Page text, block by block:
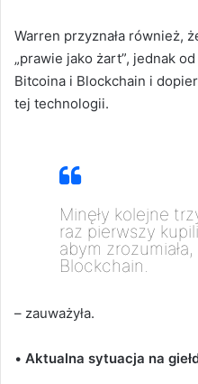
Warren przyznała również,
„prawie jako żart”, jednak
Bitcoina i Blockchain i
tej technologii.
Minęły kolejne
raz pierwszy
abym
Blockchain.
– zauważyła.
• Aktualna sytuacja na